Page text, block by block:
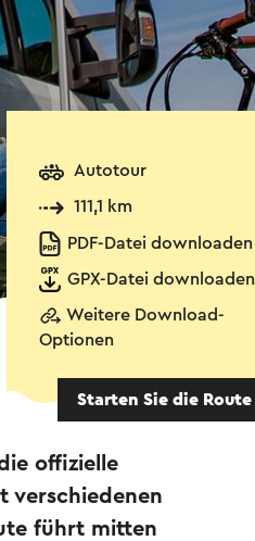
Autotour
111,1 km
PDF-Datei downloaden
GPX-Datei downloaden
Weitere Download-
Optionen
Starten Sie die Route
offizielle
verschiedenen
führt mitten